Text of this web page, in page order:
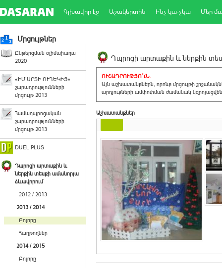
Գլխավոր էջ Աշակերտին Ինչ կա-չկա Մեր
Մրցույթներ
Ընթերցման օլիմպիադա
2020
«ԻՄ ՍՐՏԻ ՈՒՂԵԿԻՑ»
շարադրությունների
մրցույթ 2013
Համադպրոցական
շարադրությունների
մրցույթ 2013
DUEL PLUS
Դպրոցի արտաքին և
ներքին տեսքի ամանորյա
ձևավորում
2012 / 2013
2013 / 2014
Բոլորը
Հաղթողներ
2014 / 2015
Բոլորը
Դպրոցի արտաքին և ներքին
ՈՒՇԱԴՐՈՒԹՅՈ´ւՆ.
Այն աշխատանքներն, որոնք մրցույթի
արդյուքների ամփոփման ժամանակ
Աշխատանքներ